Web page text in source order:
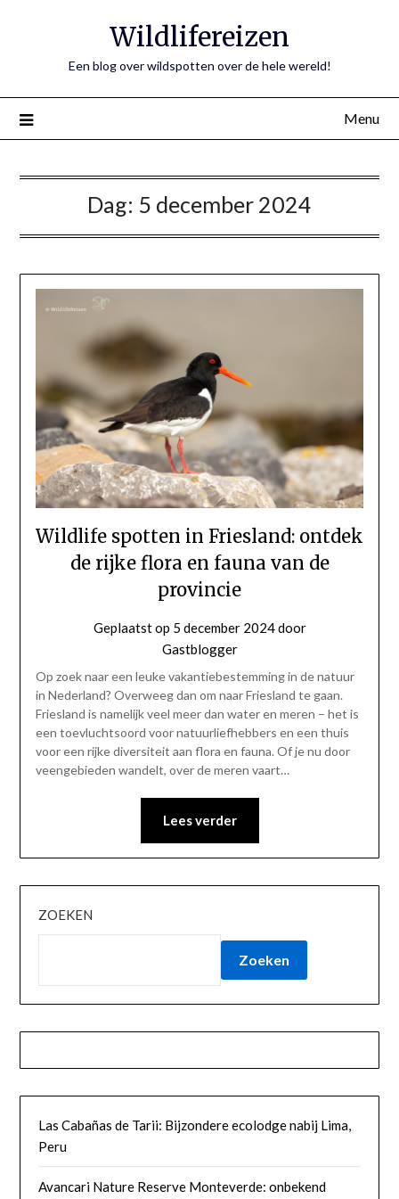
Wildlifereizen
Een blog over wildspotten over de hele wereld!
Menu
Dag: 5 december 2024
Wildlife spotten in Friesland: ontdek
de rijke flora en fauna van de
provincie
Geplaatst op 5 december 2024door
Gastblogger
Op zoek naar een leuke vakantiebestemming in de natuur
in Nederland? Overweeg dan om naar Friesland te gaan.
Friesland is namelijk veel meer dan water en meren – het is
een toevluchtsoord voor natuurliefhebbers en een thuis
voor een rijke diversiteit aan flora en fauna. Of je nu door
veengebieden wandelt, over de meren vaart…
Lees verder
ZOEKEN
Zoeken
Las Cabañas de Tarii: Bijzondere ecolodge nabij Lima,
Peru
Avancari Nature Reserve Monteverde: onbekend